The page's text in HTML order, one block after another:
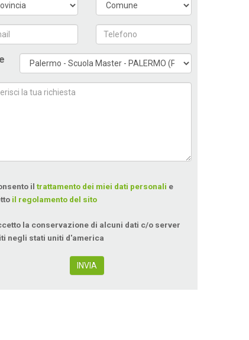
il trattamento dei miei dati personali e
il regolamento del sito
la conservazione di alcuni dati c/o server
negli stati uniti d'america
INVIA